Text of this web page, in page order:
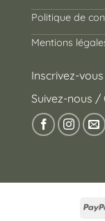
Politique de
Mentions
Inscrivez-
Suivez-nous /